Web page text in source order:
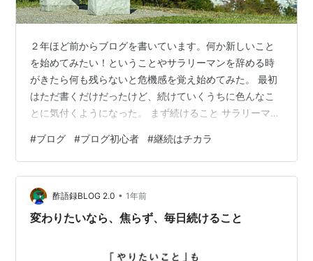
２年ほど前からブログを書いています。何か新しいこと
を始めてみたい！ということやサラリーマンを辞める時
がきたら何も残らないと危機感を覚え始めてみた。 最初
はただ書くだけだったけど、続けていくうちに色んなこ
とに気付くようになった。 まず続けること サラリーマン
りません。書くのも自分次第、書かないのも自分次第。
自分の中で効果があるものが みんなに公表すること 僕の
場合はXのプロフィール欄のところに 「ブログ書いてま
す。週に２，３記事を１７：００に更新します。」 と書
きました。全世界のどれくらいの人が僕のSNSを見るの
#ブログ #ブログ初心者 #継続はチカラ
酢語録BLOG 2.0 • 1年前
変わりたいなら、焦らず、毎日続けること